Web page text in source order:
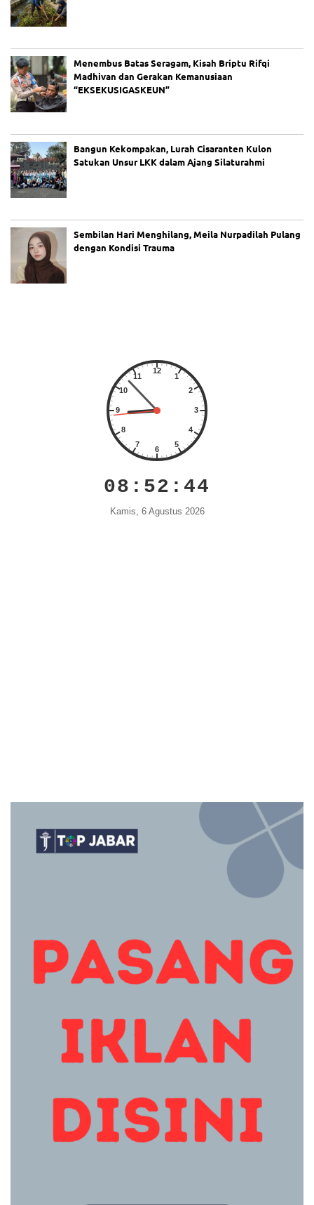
Menembus Batas Seragam, Kisah Briptu Rifqi
Madhivan dan Gerakan Kemanusiaan
“EKSEKUSIGASKEUN”
Bangun Kekompakan, Lurah Cisaranten Kulon
Satukan Unsur LKK dalam Ajang Silaturahmi
Sembilan Hari Menghilang, Meila Nurpadilah Pulang
dengan Kondisi Trauma
08:52:45
Kamis, 6 Agustus 2026